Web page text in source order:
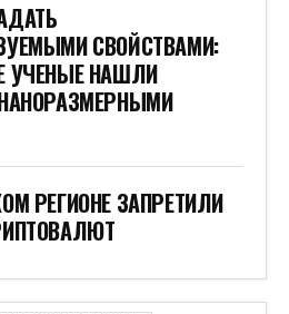
СВОЙСТВАМИ:
УЧЕНЫЕ НАШЛИ
РЕГИОНЕ ЗАПРЕТИЛИ